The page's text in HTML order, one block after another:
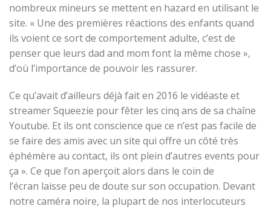
nombreux mineurs se mettent en hazard en utilisant le
site. « Une des premières réactions des enfants quand
ils voient ce sort de comportement adulte, c’est de
penser que leurs dad and mom font la même chose »,
d’où l’importance de pouvoir les rassurer.
Ce qu’avait d’ailleurs déjà fait en 2016 le vidéaste et
streamer Squeezie pour fêter les cinq ans de sa chaîne
Youtube. Et ils ont conscience que ce n’est pas facile de
se faire des amis avec un site qui offre un côté très
éphémère au contact, ils ont plein d’autres events pour
ça ». Ce que l’on aperçoit alors dans le coin de
l’écran laisse peu de doute sur son occupation. Devant
notre caméra noire, la plupart de nos interlocuteurs